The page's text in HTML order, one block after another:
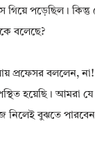
গিয়ে পড়েছিল।
বলেছে?
প্রফেসর বললেন,
হয়েছি। আমরা
নিলেই বুঝতে